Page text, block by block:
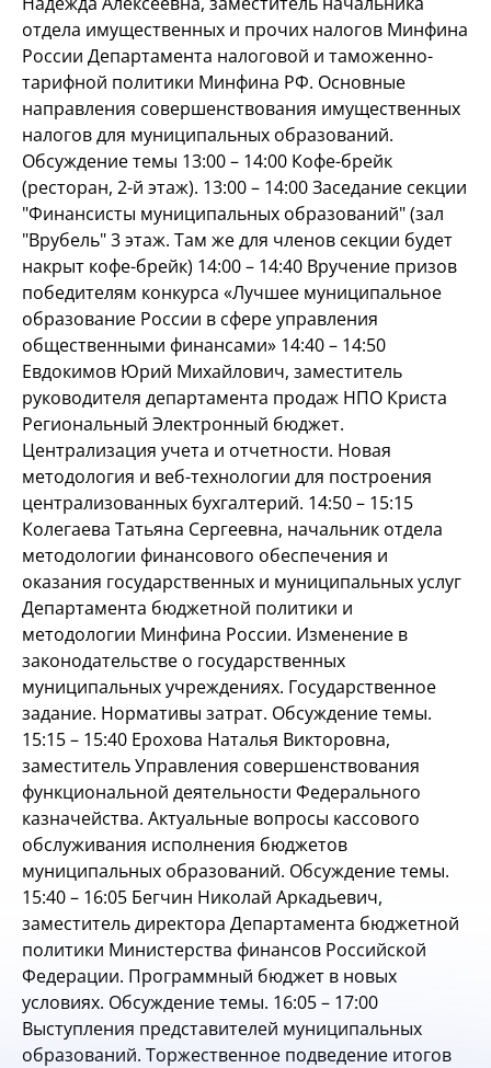
отдела имущественных и прочих налогов Минфина
России Департамента налоговой и таможенно-
тарифной политики Минфина РФ. Основные
направления совершенствования имущественных
налогов для муниципальных образований.
Обсуждение темы 13:00 – 14:00 Кофе-брейк
(ресторан, 2-й этаж). 13:00 – 14:00 Заседание секции
"Финансисты муниципальных образований" (зал
"Врубель" 3 этаж. Там же для членов секции будет
накрыт кофе-брейк) 14:00 – 14:40 Вручение призов
победителям конкурса «Лучшее муниципальное
образование России в сфере управления
общественными финансами» 14:40 – 14:50
Евдокимов Юрий Михайлович, заместитель
руководителя департамента продаж НПО Криста
Региональный Электронный бюджет.
Централизация учета и отчетности. Новая
методология и веб-технологии для построения
централизованных бухгалтерий. 14:50 – 15:15
Колегаева Татьяна Сергеевна, начальник отдела
методологии финансового обеспечения и
оказания государственных и муниципальных услуг
Департамента бюджетной политики и
методологии Минфина России. Изменение в
законодательстве о государственных
муниципальных учреждениях. Государственное
задание. Нормативы затрат. Обсуждение темы.
15:15 – 15:40 Ерохова Наталья Викторовна,
заместитель Управления совершенствования
функциональной деятельности Федерального
казначейства. Актуальные вопросы кассового
обслуживания исполнения бюджетов
муниципальных образований. Обсуждение темы.
15:40 – 16:05 Бегчин Николай Аркадьевич,
заместитель директора Департамента бюджетной
политики Министерства финансов Российской
Федерации. Программный бюджет в новых
условиях. Обсуждение темы. 16:05 – 17:00
Выступления представителей муниципальных
образований. Торжественное подведение итогов